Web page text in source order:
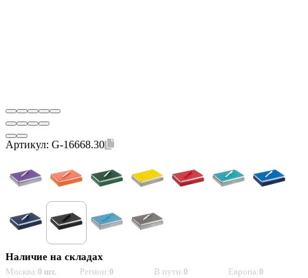
Артикул: G-16668.30
Наличие на складах
Москва:0 шт. Регион:0 В пути:0 Европа:0